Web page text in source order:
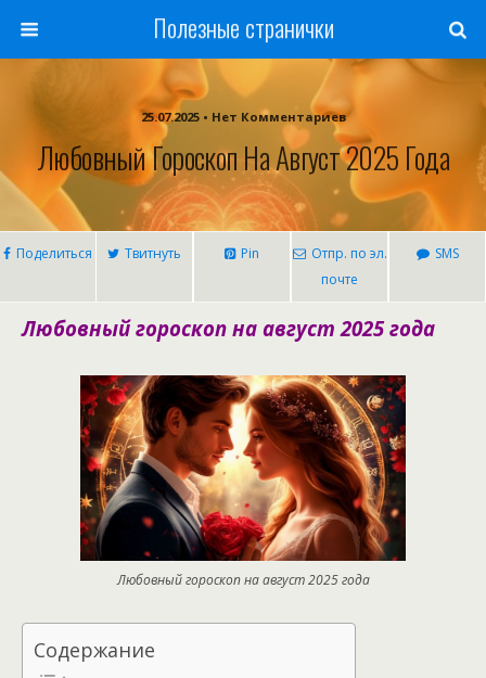
Полезные странички
25.07.2025 • Нет Комментариев
Любовный Гороскоп На Август 2025 Года
Поделиться Твитнуть Pin
Отпр. по эл.
почте
SMS
Любовный гороскоп на август 2025 года
Любовный гороскоп на август 2025 года
Содержание